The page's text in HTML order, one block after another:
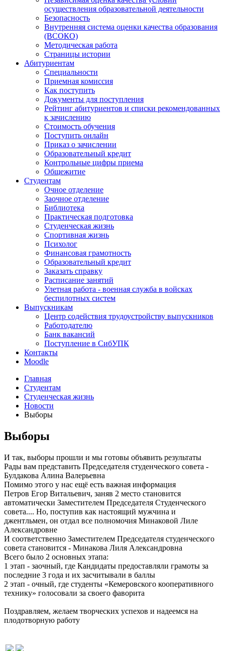
осуществления образовательной деятельности
Безопасность
Внутренняя система оценки качества образования
(ВСОКО)
Методическая работа
Страницы истории
Абитуриентам
Специальности
Приемная комиссия
Как поступить
Документы для поступления
Рейтинг абитуриентов и списки рекомендованных
к зачислению
Стоимость обучения
Поступить онлайн
Приказ о зачислении
Образовательный кредит
Контрольные цифры приема
Общежитие
Студентам
Очное отделение
Заочное отделение
Библиотека
Практическая подготовка
Студенческая жизнь
Спортивная жизнь
Психолог
Финансовая грамотность
Образовательный кредит
Заказать справку
Расписание занятий
Улетная работа - военная служба в войсках
беспилотных систем
Выпускникам
Центр содействия трудоустройству выпускников
Работодателю
Банк вакансий
Поступление в СибУПК
Контакты
Moodle
Главная
Студентам
Студенческая жизнь
Новости
Выборы
Выборы
И так, выборы прошли и мы готовы объявить результаты
Рады вам представить Председателя студенческого совета -
Булдакова Алина Валерьевна
Помимо этого у нас ещё есть важная информация
Петров Егор Витальевич, заняв 2 место становится
автоматически Заместителем Председателя Студенческого
совета.... Но, поступив как настоящий мужчина и
джентльмен, он отдал все полномочия Минаковой Лиле
Александровне
И соответственно Заместителем Председателя студенческого
совета становится - Минакова Лиля Александровна
Всего было 2 основных этапа:
1 этап - заочный, где Кандидаты предоставляли грамоты за
последние 3 года и их засчитывали в баллы
2 этап - очный, где студенты «Кемеровского кооперативного
технику» голосовали за своего фаворита
Поздравляем, желаем творческих успехов и надеемся на
плодотворную работу